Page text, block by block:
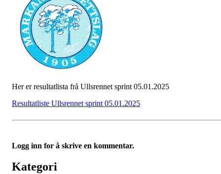
Her er resultatlista frå Ullsrennet sprint 05.01.2025
Resultatliste Ullsrennet sprint 05.01.2025
Logg inn for å skrive en kommentar.
Kategori